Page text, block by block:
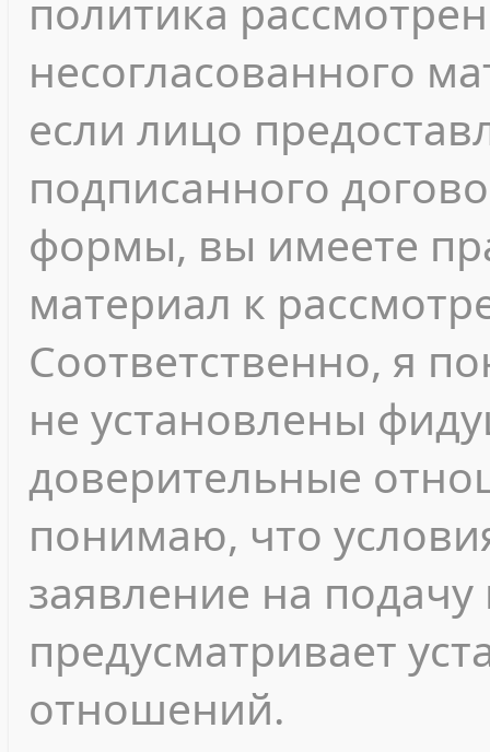
политика
несогласованного
если лицо
подписанного
формы, вы имеете
материал к
Соответственно, я
не установлены
доверительные
понимаю, что
заявление на
предусматривает
отношений.